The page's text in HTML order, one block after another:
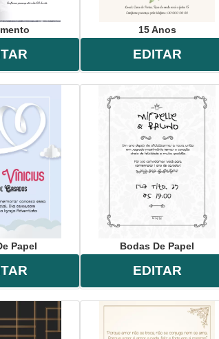
15 Anos
EDITAR
Papel Bodas De Papel
EDITAR